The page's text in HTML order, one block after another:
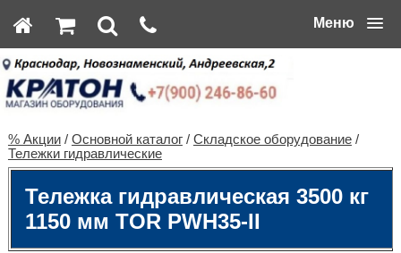
Меню
% Акции/ Основной каталог/ Складское оборудование/
Тележки гидравлические
Тележка гидравлическая 3500 кг
1150 мм TOR PWH35-II